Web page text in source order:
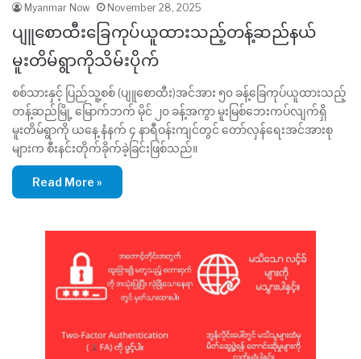
Myanmar Now November 28, 2025
ပျူစောထီးခြေကုပ်ယူထားသည့်တန့်ဆည်နယ်
မူးတိမ်ရွာကိုသိမ်းပိုက်
စစ်သားနှင့် ပြည်သူ့စစ် (ပျူစောထီး)အင်အား ၅၀ ခန့်ခြေကုပ်ယူထားသည့်
တန့်ဆည်မြို့ မြောက်ဘက် မိုင် ၂၀ ခန့်အကွာ မူးမြစ်ဘေးကပ်လျက်ရှိ
မူးတိမ်ရွာကို ယနေ့ နံနက် ၄ နာရီဝန်းကျင်တွင် တော်လှန်ရေးအင်အားစု
များက စီးနင်းတိုက်ခိုက်ခဲ့ခြင်းဖြစ်သည်။
Read More »